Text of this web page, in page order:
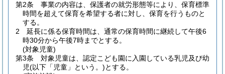
第2条
事業の内容は、保護者の就労形態等により、保育標準
時間を超えて保育を希望する者に対し、保育を行うものと
する。
2
延長に係る保育時間は、通常の保育時間に継続して午後6
時30分から午後7時までとする。
(対象児童)
第3条
対象児童は、認定こども園に入園している乳児及び幼
児(以下「児童」という。)とする。